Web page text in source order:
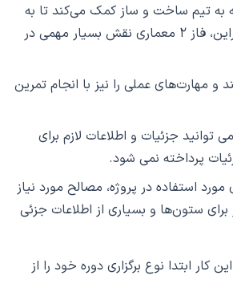
است که به تیم ساخت و ساز کمک می‌کند تا به
صورت دقیق‌تر، با کمترین خطا و بهترین روش ممکن، پروژه را اجرا کنند. بنابراین، فاز ۲ معماری نقش بسیار مهمی در
مهارت‌های عملی را نیز با انجام تمرین
مورد نیاز نقشه کشی در دوره آموزشی فاز ۲ معماری می توانید جزئیات و اطلاعات لازم برای
پرداخته نمی شود.
لوله‌های مورد استفاده در پروژه، مصالح مورد نیاز
ستون‌ها و بسیاری از اطلاعات جزئی
کار ابتدا نوع برگزاری دوره خود را از